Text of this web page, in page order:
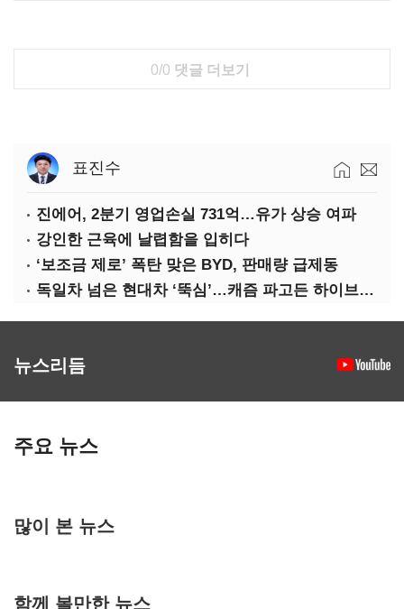
0/0 댓글 더보기
표진수
진에어, 2분기 영업손실 731억…유가 상승 여파
강인한 근육에 날렵함을 입히다
‘보조금 제로’ 폭탄 맞은 BYD, 판매량 급제동
독일차 넘은 현대차 ‘뚝심’…캐즘 파고든 하이브리드 역전극
뉴스리듬
주요 뉴스
많이 본 뉴스
함께 볼만한 뉴스